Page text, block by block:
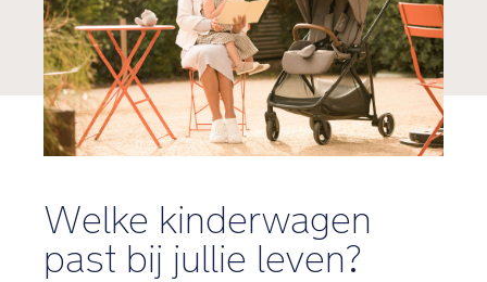
Welke kinderwagen
past bij jullie leven?